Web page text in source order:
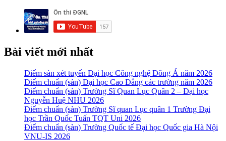
Bài viết mới nhất
Điểm sàn xét tuyển Đại học Công nghệ Đông Á năm 2026
Điểm chuẩn (sàn) Đại học Cao Đẳng các trường năm 2026
Điểm chuẩn (sàn) Trường Sĩ Quan Lục Quân 2 – Đại học
Nguyễn Huệ NHU 2026
Điểm chuẩn (sàn) Trường Sĩ quan Lục quân 1 Trường Đại
học Trần Quốc Tuấn TQT Uni 2026
Điểm chuẩn (sàn) Trường Quốc tế Đại học Quốc gia Hà Nội
VNU-IS 2026